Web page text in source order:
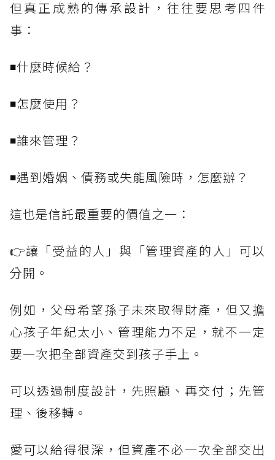
但真正成熟的傳承設計，往往要思考四件
事：
◾什麼時候給？
◾怎麼使用？
◾誰來管理？
◾遇到婚姻、債務或失能風險時，怎麼辦？
這也是信託最重要的價值之一：
👉讓「受益的人」與「管理資產的人」可以
分開。
例如，父母希望孫子未來取得財產，但又擔
心孩子年紀太小、管理能力不足，就不一定
要一次把全部資產交到孩子手上。
可以透過制度設計，先照顧、再交付；先管
理、後移轉。
愛可以給得很深，但資產不必一次全部交出